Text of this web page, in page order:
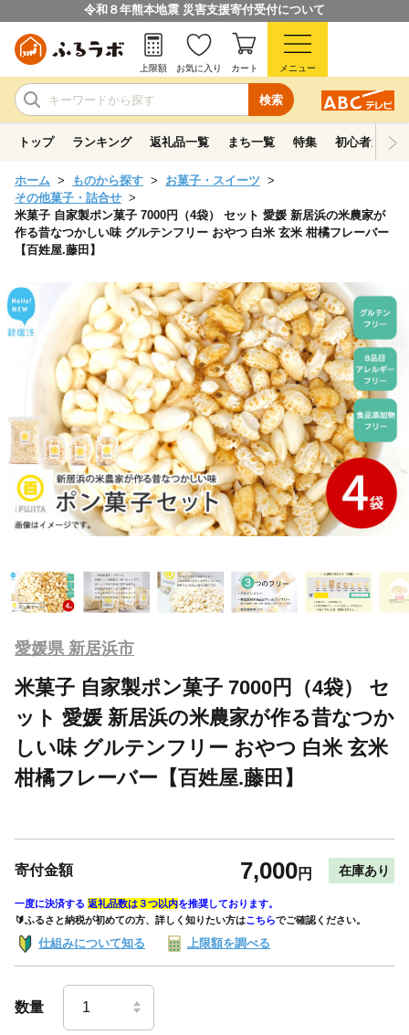
令和８年熊本地震 災害支援寄付受付について
検索
上限額 お気に入り カート メニュー
トップ ランキング 返礼品一覧 まち一覧 特集 初心者ガイド
ホーム ものから探す
お菓子・スイーツ
その他菓子・詰合せ
米菓子 自家製ポン菓子 7000円（4袋） セット 愛媛 新居浜の米農家が
作る昔なつかしい味 グルテンフリー おやつ 白米 玄米 柑橘フレーバー
【百姓屋.藤田】
愛媛県 新居浜市
米菓子 自家製ポン菓子 7000円（4袋） セ
ット 愛媛 新居浜の米農家が作る昔なつか
しい味 グルテンフリー おやつ 白米 玄米
柑橘フレーバー【百姓屋.藤田】
寄付金額 7,000円 在庫あり
一度に決済する 返礼品数は３つ以内を推奨しております。
🔰ふるさと納税が初めての方、詳しく知りたい方はこちらでご確認ください。
仕組みについて知る 上限額を調べる
数量